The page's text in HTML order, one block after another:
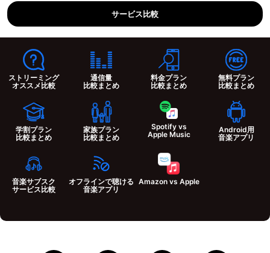
サービス比較
ストリーミング
オススメ比較
通信量
比較まとめ
料金プラン
比較まとめ
無料プラン
比較まとめ
学割プラン
比較まとめ
家族プラン
比較まとめ
Spotify vs
Apple Music
Android用
音楽アプリ
音楽サブスク
サービス比較
オフラインで聴ける
音楽アプリ
Amazon vs Apple